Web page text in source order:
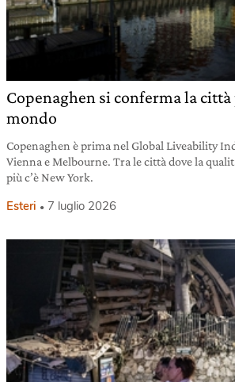
Copenaghen si conferma la
mondo
Copenaghen è prima nel Global Liveability
Vienna e Melbourne. Tra le città dove la
più c’è New York.
Esteri 7 luglio 2026